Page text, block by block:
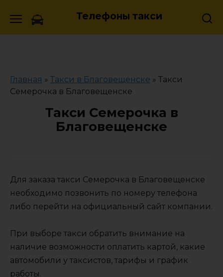
Телефоны такси
Главная » Такси в Благовещенске » Такси
Семерочка в Благовещенске
Такси Семерочка в
Благовещенске
Для заказа такси Семерочка в Благовещенске
необходимо позвонить по номеру телефона
либо перейти на официальный сайт компании.
При выборе такси обратить внимание на
наличие возможности оплатить картой, какие
автомобили у таксистов, тарифы и график
работы.